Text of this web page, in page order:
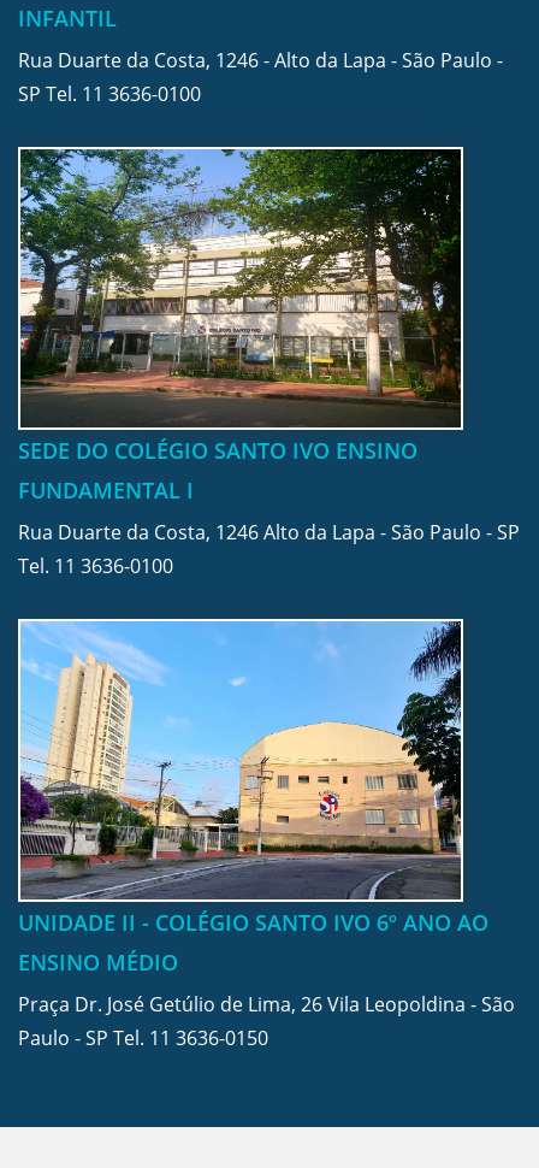
INFANTIL
Rua Duarte da Costa, 1246 - Alto da Lapa - São Paulo -
SP Tel. 11 3636-0100
SEDE DO COLÉGIO SANTO IVO ENSINO
FUNDAMENTAL I
Rua Duarte da Costa, 1246 Alto da Lapa - São Paulo - SP
Tel. 11 3636-0100
UNIDADE II - COLÉGIO SANTO IVO 6º ANO AO
ENSINO MÉDIO
Praça Dr. José Getúlio de Lima, 26 Vila Leopoldina - São
Paulo - SP Tel. 11 3636-0150